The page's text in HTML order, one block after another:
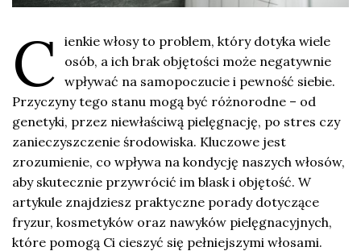
C ienkie włosy to problem, który dotyka wiele
osób, a ich brak objętości może negatywnie
wpływać na samopoczucie i pewność siebie.
Przyczyny tego stanu mogą być różnorodne – od
genetyki, przez niewłaściwą pielęgnację, po stres czy
zanieczyszczenie środowiska. Kluczowe jest
zrozumienie, co wpływa na kondycję naszych włosów,
aby skutecznie przywrócić im blask i objętość. W
artykule znajdziesz praktyczne porady dotyczące
fryzur, kosmetyków oraz nawyków pielęgnacyjnych,
które pomogą Ci cieszyć się pełniejszymi włosami.